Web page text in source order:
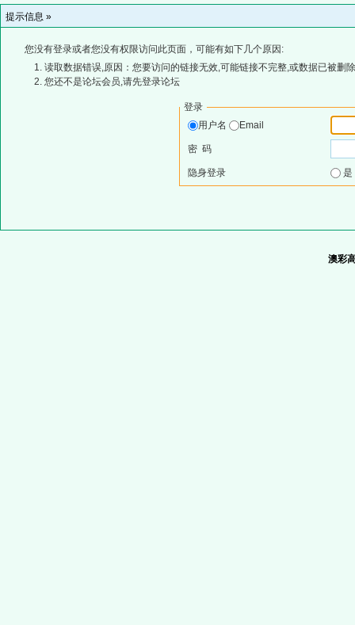
提示信息 »
您没有登录或者您没有权限访问此页面，可能有如下几个原因:
读取数据错误,原因：您要访问的链接无效,可能链接不完整,或数据已被删
您还不是论坛会员,请先登录论坛
登录
用户名
Email
密 码
隐身登录
澳彩